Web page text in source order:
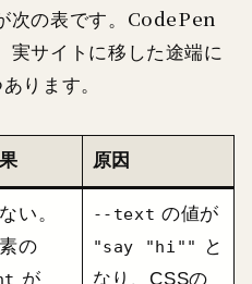
次の表です。CodePen
実サイトに移した途端に
ります。
原因
い。
の
が
--text の値が
"say "hi""
と
なり、CSSの